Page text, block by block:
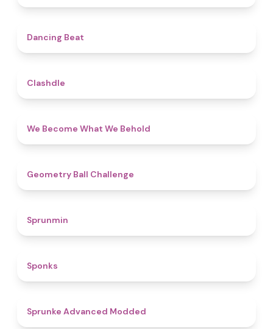
Dancing Beat
Clashdle
We Become What We Behold
Geometry Ball Challenge
Sprunmin
Sponks
Sprunke Advanced Modded